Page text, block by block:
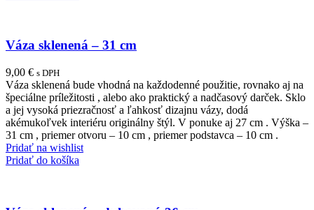
Váza sklenená – 31 cm
9,00 € s DPH
Váza sklenená bude vhodná na každodenné použitie, rovnako aj na
špeciálne príležitosti , alebo ako praktický a nadčasový darček. Sklo
a jej vysoká priezračnosť a ľahkosť dizajnu vázy, dodá
akémukoľvek interiéru originálny štýl. V ponuke aj 27 cm . Výška –
31 cm , priemer otvoru – 10 cm , priemer podstavca – 10 cm .
Pridať na wishlist
Pridať do košíka